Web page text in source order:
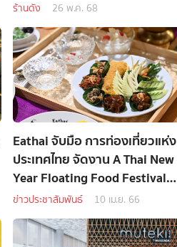
ร้านดัง 26 พ.ค. 68
Eathai จับมือ การท่องเที่ยวแห่ง
ประเทศไทย จัดงาน A Thai New
Year Floating Food Festival
ยกตลาดน้ำมาไว้กลางกรุง
ข่าวประชาสัมพันธ์ 10 เม.ย. 66